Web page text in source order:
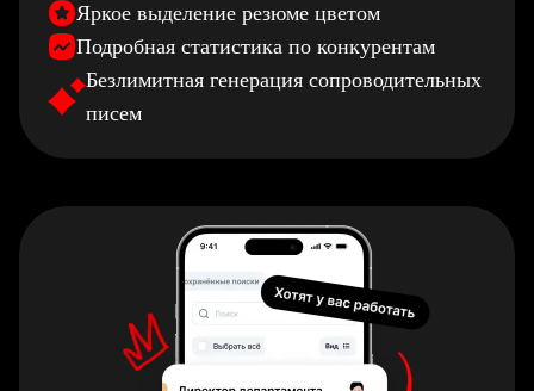
Яркое выделение резюме цветом
Подробная статистика по конкурентам
Безлимитная генерация сопроводительных
писем